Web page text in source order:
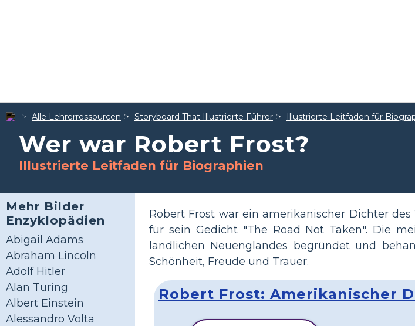
Alle Lehrerressourcen Storyboard That Illustrierte Führer Illustrierte Leitfaden für
Wer war Robert Frost?
Illustrierte Leitfaden für Biographien
Mehr Bilder
Enzyklopädien
Abigail Adams
Abraham Lincoln
Adolf Hitler
Alan Turing
Albert Einstein
Alessandro Volta
Robert Frost war ein amerikanischer Dichter
für sein Gedicht "The Road Not Taken". Die
ländlichen Neuenglandes begründet und
Schönheit, Freude und Trauer.
Robert Frost: Amerikanischer